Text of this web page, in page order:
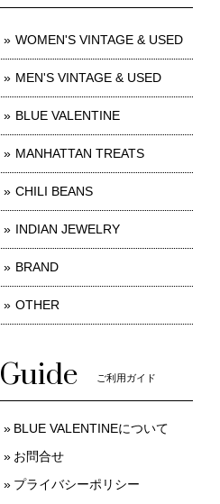
WOMEN'S VINTAGE & USED
MEN'S VINTAGE & USED
BLUE VALENTINE
MANHATTAN TREATS
CHILI BEANS
INDIAN JEWELRY
BRAND
OTHER
Guide ご利用ガイド
BLUE VALENTINEについて
お問合せ
プライバシーポリシー